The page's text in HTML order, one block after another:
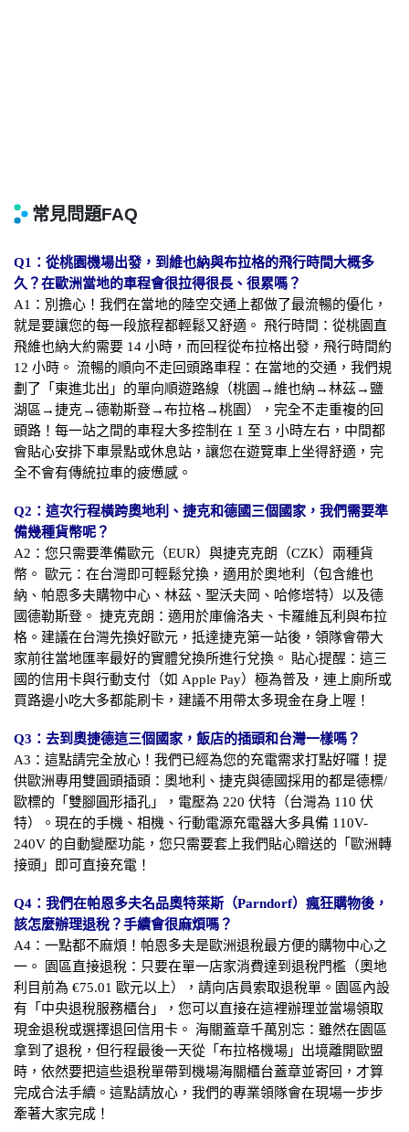
Q1：從桃園機場出發，到維也納與布拉格的飛行時間大概多
久？在歐洲當地的車程會很拉得很長、很累嗎？
A1：別擔心！我們在當地的陸空交通上都做了最流暢的優化，
就是要讓您的每一段旅程都輕鬆又舒適。 飛行時間：從桃園直
飛維也納大約需要 14 小時，而回程從布拉格出發，飛行時間約
12 小時。 流暢的順向不走回頭路車程：在當地的交通，我們規
劃了「東進北出」的單向順遊路線（桃園→維也納→林茲→鹽
湖區→捷克→德勒斯登→布拉格→桃園），完全不走重複的回
頭路！每一站之間的車程大多控制在 1 至 3 小時左右，中間都
會貼心安排下車景點或休息站，讓您在遊覽車上坐得舒適，完
全不會有傳統拉車的疲憊感。
Q2：這次行程橫跨奧地利、捷克和德國三個國家，我們需要準
備幾種貨幣呢？
A2：您只需要準備歐元（EUR）與捷克克朗（CZK）兩種貨
幣。 歐元：在台灣即可輕鬆兌換，適用於奧地利（包含維也
納、帕恩多夫購物中心、林茲、聖沃夫岡、哈修塔特）以及德
國德勒斯登。 捷克克朗：適用於庫倫洛夫、卡羅維瓦利與布拉
格。建議在台灣先換好歐元，抵達捷克第一站後，領隊會帶大
家前往當地匯率最好的實體兌換所進行兌換。 貼心提醒：這三
國的信用卡與行動支付（如 Apple Pay）極為普及，連上廁所或
買路邊小吃大多都能刷卡，建議不用帶太多現金在身上喔！
Q3：去到奧捷德這三個國家，飯店的插頭和台灣一樣嗎？
A3：這點請完全放心！我們已經為您的充電需求打點好囉！提
供歐洲專用雙圓頭插頭：奧地利、捷克與德國採用的都是德標/
歐標的「雙腳圓形插孔」，電壓為 220 伏特（台灣為 110 伏
特）。現在的手機、相機、行動電源充電器大多具備 110V-
240V 的自動變壓功能，您只需要套上我們貼心贈送的「歐洲轉
接頭」即可直接充電！
Q4：我們在帕恩多夫名品奧特萊斯（Parndorf）瘋狂購物後，
該怎麼辦理退稅？手續會很麻煩嗎？
A4：一點都不麻煩！帕恩多夫是歐洲退稅最方便的購物中心之
一。 園區直接退稅：只要在單一店家消費達到退稅門檻（奧地
利目前為 €75.01 歐元以上），請向店員索取退稅單。園區內設
有「中央退稅服務櫃台」，您可以直接在這裡辦理並當場領取
現金退稅或選擇退回信用卡。 海關蓋章千萬別忘：雖然在園區
拿到了退稅，但行程最後一天從「布拉格機場」出境離開歐盟
時，依然要把這些退稅單帶到機場海關櫃台蓋章並寄回，才算
完成合法手續。這點請放心，我們的專業領隊會在現場一步步
牽著大家完成！